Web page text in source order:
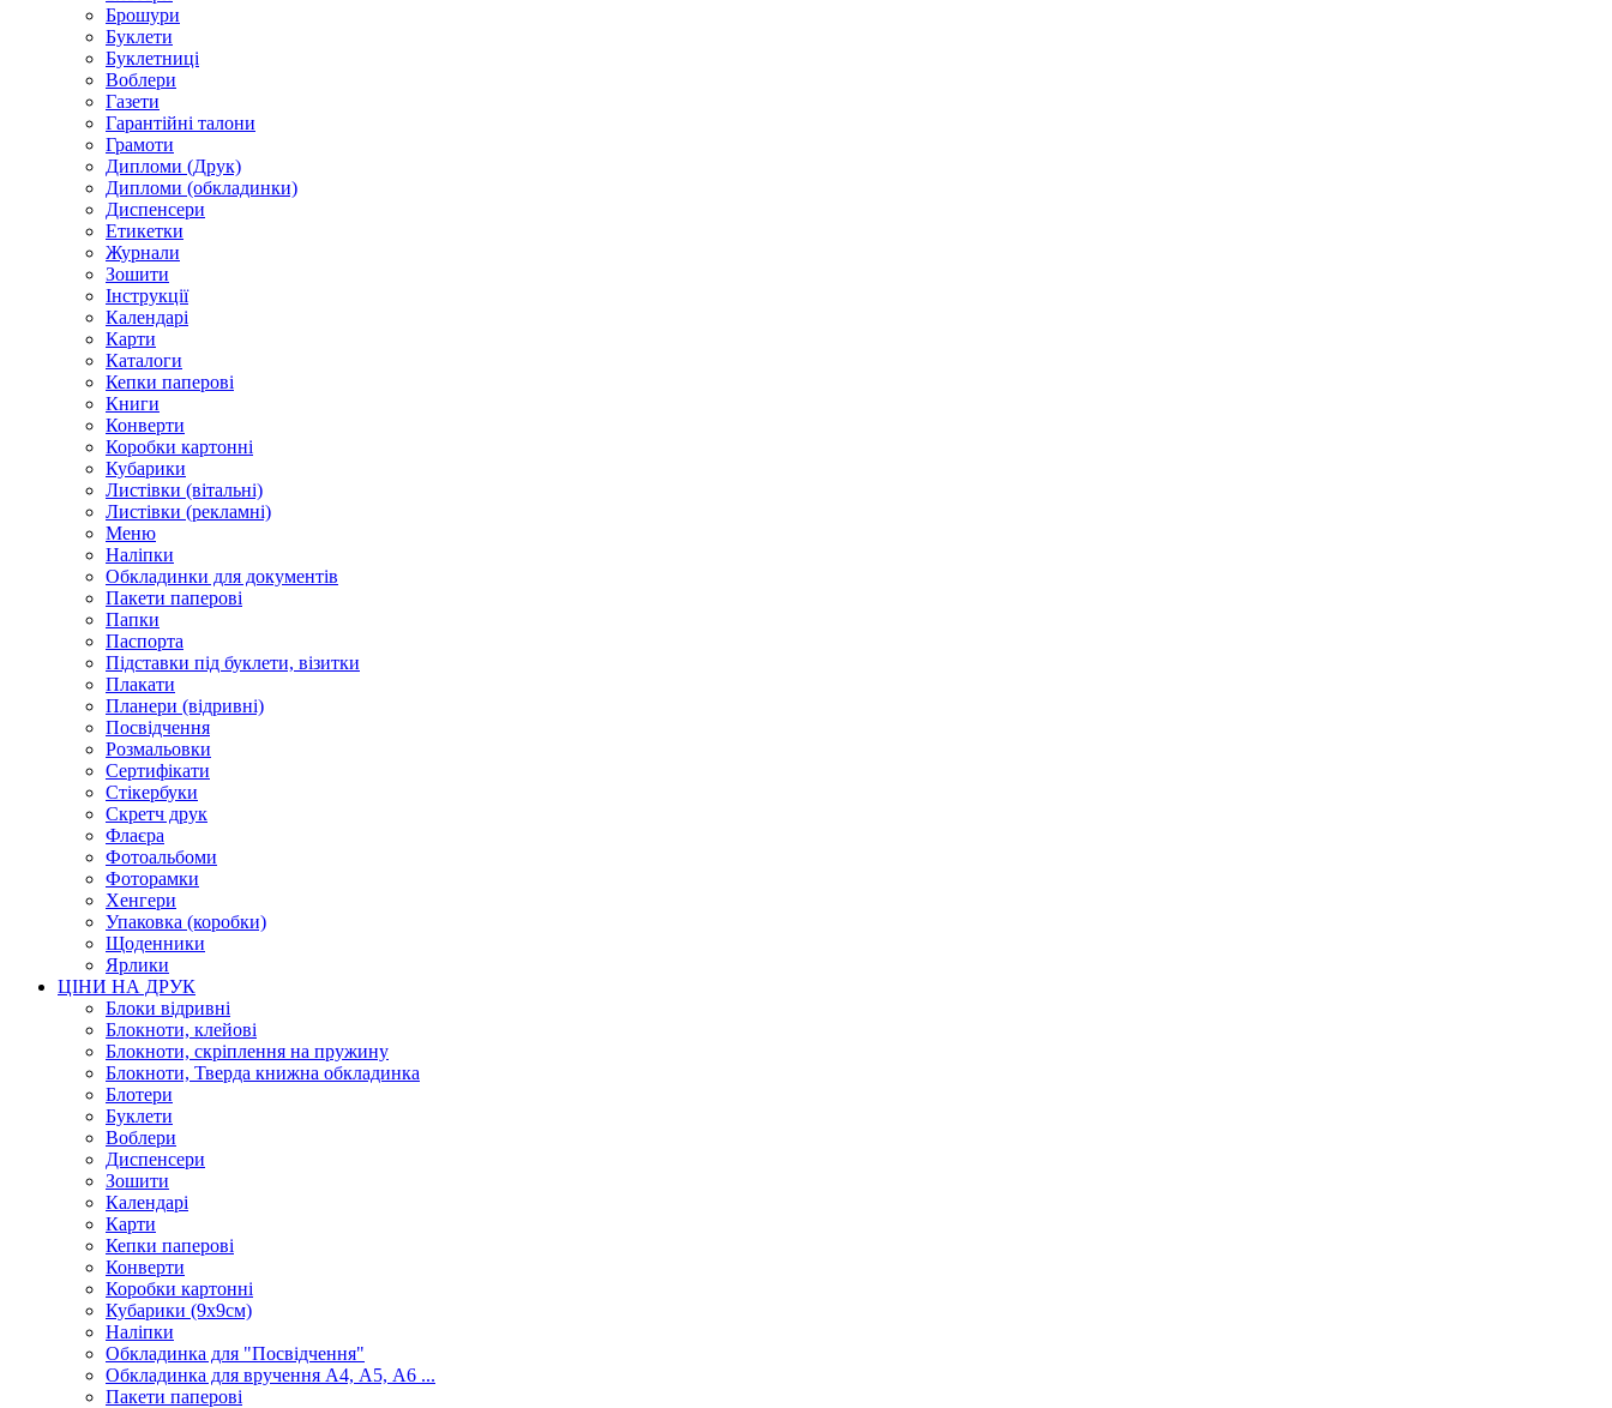
Брошури
Буклети
Буклетниці
Воблери
Газети
Гарантійні талони
Грамоти
Дипломи (Друк)
Дипломи (обкладинки)
Диспенсери
Етикетки
Журнали
Зошити
Інструкції
Календарі
Карти
Каталоги
Кепки паперові
Книги
Конверти
Коробки картонні
Кубарики
Листівки (вітальні)
Листівки (рекламні)
Меню
Наліпки
Обкладинки для документів
Пакети паперові
Папки
Паспорта
Підставки під буклети, візитки
Плакати
Планери (відривні)
Посвідчення
Розмальовки
Сертифікати
Стікербуки
Скретч друк
Флаєра
Фотоальбоми
Фоторамки
Хенгери
Упаковка (коробки)
Щоденники
Ярлики
ЦІНИ НА ДРУК
Блоки відривні
Блокноти, клейові
Блокноти, скріплення на пружину
Блокноти, Тверда книжна обкладинка
Блотери
Буклети
Воблери
Диспенсери
Зошити
Календарі
Карти
Кепки паперові
Конверти
Коробки картонні
Кубарики (9х9см)
Наліпки
Обкладинка для "Посвідчення"
Обкладинка для вручення А4, А5, А6 ...
Пакети паперові